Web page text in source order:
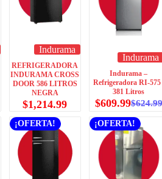
Indurama
REFRIGERADORA
INDURAMA CROSS
DOOR 586 LITROS
NEGRA
$1,214.99
Indurama
Indurama –
Refrigeradora RI-575
381 Litros
$624.99
$609.99
¡OFERTA! ¡OFERTA!